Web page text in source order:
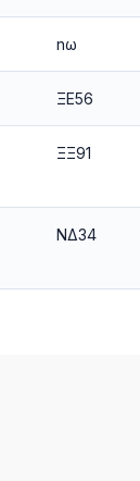
nω
ΞΕ56
ΞΞ91
ΝΔ34